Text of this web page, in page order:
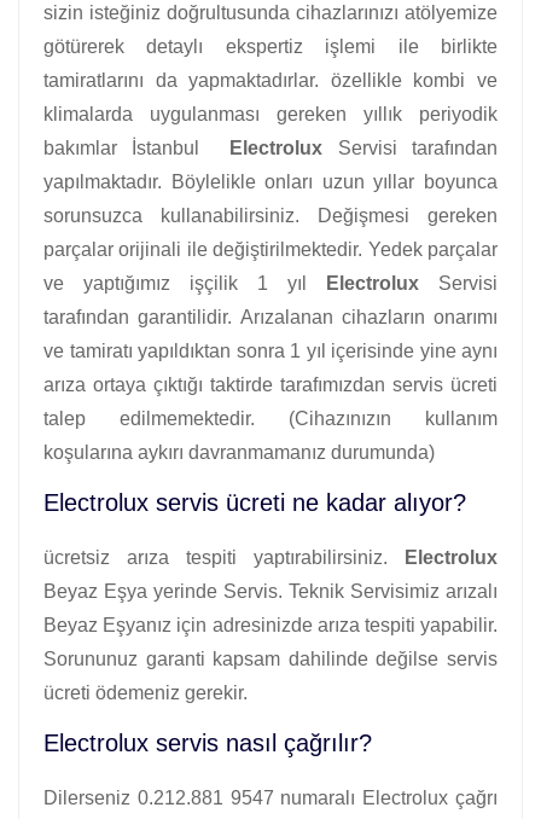
sizin isteğiniz doğrultusunda cihazlarınızı atölyemize
götürerek detaylı ekspertiz işlemi ile birlikte
tamiratlarını da yapmaktadırlar. özellikle kombi ve
klimalarda uygulanması gereken yıllık periyodik
bakımlar İstanbul
Electrolux Servisi tarafından
yapılmaktadır. Böylelikle onları uzun yıllar boyunca
sorunsuzca kullanabilirsiniz. Değişmesi gereken
parçalar orijinali ile değiştirilmektedir. Yedek parçalar
ve yaptığımız işçilik 1 yıl
Electrolux Servisi
tarafından garantilidir. Arızalanan cihazların onarımı
ve tamiratı yapıldıktan sonra 1 yıl içerisinde yine aynı
arıza ortaya çıktığı taktirde tarafımızdan servis ücreti
talep edilmemektedir. (Cihazınızın kullanım
koşularına aykırı davranmamanız durumunda)
Electrolux servis ücreti ne kadar alıyor?
ücretsiz arıza tespiti yaptırabilirsiniz.
Electrolux
Beyaz Eşya yerinde Servis. Teknik Servisimiz arızalı
Beyaz Eşyanız için adresinizde arıza tespiti yapabilir.
Sorununuz garanti kapsam dahilinde değilse servis
ücreti ödemeniz gerekir.
Electrolux servis nasıl çağrılır?
Dilerseniz 0.212.881 9547 numaralı Electrolux çağrı